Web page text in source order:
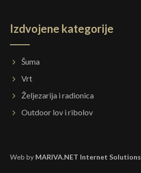
Izdvojene kategorije
Šuma
Vrt
Željezarija i radionica
Outdoor lov i ribolov
Web by MARIVA.NET Internet Solutions